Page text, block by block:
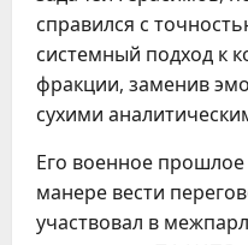
справился с
системный подход к
фракции, заменив
сухими
Его военное
манере вести
участвовал в